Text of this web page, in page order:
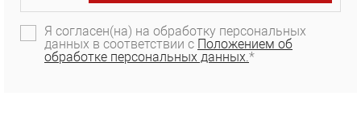
Я согласен(на) на обработку персональных
данных в соответствии с Положением об
обработке персональных данных.*